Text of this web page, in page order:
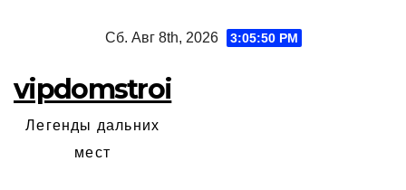
Сб. Авг 8th, 2026 3:05:51 PM
vipdomstroi
Легенды дальних
мест